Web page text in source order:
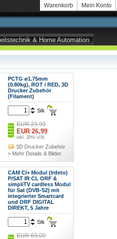
Warenkorb Mein Konto
& Home Automation
PCTG ø1.75mm
(0.80kg), ROT / RED, 3D
Drucker Zubehör
(Filament)
Stk
EUR 29,99
EUR 26,99
inkl. 20% USt.
3D Drucker Zubehör
> Mehr Details & Bilder
CAM CI+ Modul (Irdeto)
P/SAT IR CL ORF &
simpliTV cardless Modul
für Sat (DVB-S2) mit
integrierter Smartcard
und ORF DIGITAL
DIREKT, 5 Jahre
Stk
EUR 69,00